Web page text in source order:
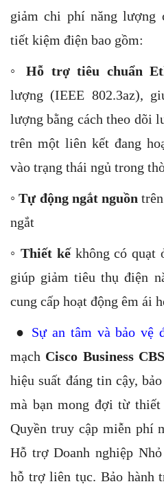
giảm chi phí năng lượng
tiết kiệm điện bao gồm:
◦Hỗ trợ tiêu chuẩn
lượng (IEEE 802.3az),
lượng bằng cách theo dõi
trên một liên kết đang
vào trạng thái ngủ trong
◦Tự động ngắt nguồn
ngắt
◦Thiết kếkhông có quạt
giúp giảm tiêu thụ điện
cung cấp hoạt động êm ái
● Sự an tâm và bảo vệ
mạch Cisco Business
hiệu suất đáng tin cậy,
mà bạn mong đợi từ thiết
Quyền truy cập miễn phí
Hỗ trợ Doanh nghiệp
hỗ trợ liên tục. Bảo hành